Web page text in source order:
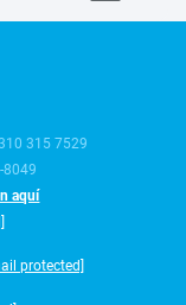
315 7529
8049
aquí
protected]